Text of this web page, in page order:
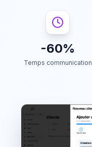
-60%
Temps communication